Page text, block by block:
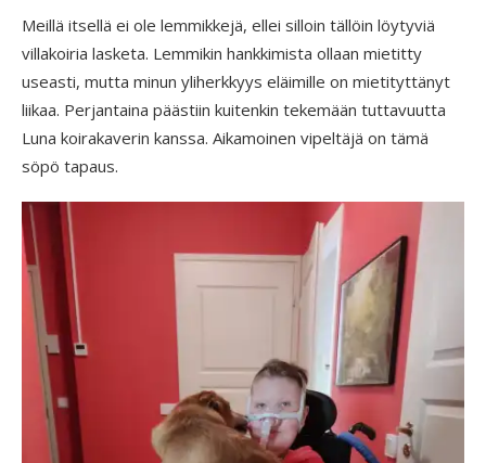
Meillä itsellä ei ole lemmikkejä, ellei silloin tällöin löytyviä
villakoiria lasketa. Lemmikin hankkimista ollaan mietitty
useasti, mutta minun yliherkkyys eläimille on mietityttänyt
liikaa. Perjantaina päästiin kuitenkin tekemään tuttavuutta
Luna koirakaverin kanssa. Aikamoinen vipeltäjä on tämä
söpö tapaus.